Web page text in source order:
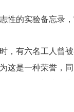
性的实验备忘录
，有六名工人曾
这是一种荣誉，